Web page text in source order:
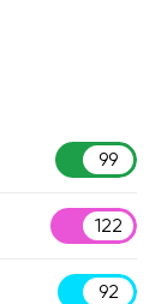
99
122
92